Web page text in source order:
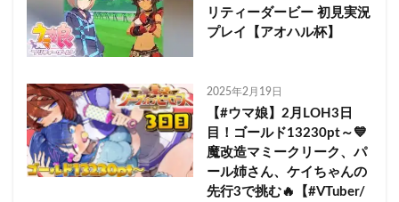
リティーダービー 初見実況
プレイ【アオハル杯】
2025年2月19日
【#ウマ娘】2月LOH3日
目！ゴールド13230pt～💙
魔改造マミークリーク、パ
ール姉さん、ケイちゃんの
先行3で挑む🔥【#VTuber/